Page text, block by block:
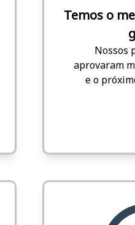
Temos o
Nossos
aprovaram
e o